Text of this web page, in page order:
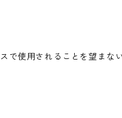
で使用されることを望ま